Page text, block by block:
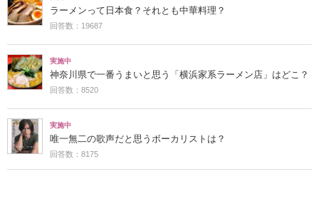
ラーメンって日本食？それとも中華料理？
回答数：19687
実施中
神奈川県で一番うまいと思う「横浜家系ラーメン店」はどこ？
回答数：8520
実施中
唯一無二の歌声だと思うボーカリストは？
回答数：8175